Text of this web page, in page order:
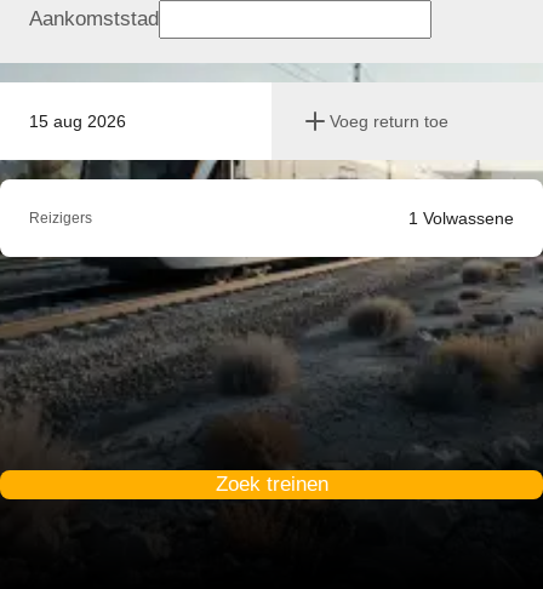
15 aug 2026 Voeg return toe
Aankomststad
Reizigers 1 Volwassene
Zoek treinen